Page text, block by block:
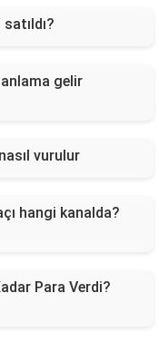
gelir
vurulur
hangi kanalda?
Para Verdi?